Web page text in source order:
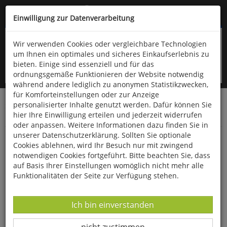
Kompletten Head der Seite überspringen
oder (06766) 9323-960
Startseite Technik & Freizeit
Spiel & Spaß
Gesellschaftsspiele
Naturquartett Vögel
Einwilligung zur Datenverarbeitung
Wir verwenden Cookies oder vergleichbare Technologien
um Ihnen ein optimales und sicheres Einkaufserlebnis zu
bieten. Einige sind essenziell und für das
ordnungsgemäße Funktionieren der Website notwendig
während andere lediglich zu anonymen Statistikzwecken,
für Komforteinstellungen oder zur Anzeige
personalisierter Inhalte genutzt werden. Dafür können Sie
hier Ihre Einwilligung erteilen und jederzeit widerrufen
oder anpassen. Weitere Informationen dazu finden Sie in
unserer Datenschutzerklärung. Sollten Sie optionale
Cookies ablehnen, wird Ihr Besuch nur mit zwingend
notwendigen Cookies fortgeführt. Bitte beachten Sie, dass
auf Basis Ihrer Einstellungen womöglich nicht mehr alle
Funktionalitäten der Seite zur Verfügung stehen.
Datenverarbeitung -
Ich bin einverstanden